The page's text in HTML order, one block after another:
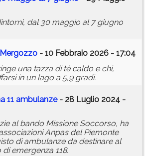
dal 30 maggio al 7 giugno
- 10 Febbraio 2026 - 17:04
una tazza di tè caldo e chi,
in un lago a 5,9 gradi.
11 ambulanze- 28 Luglio 2024 -
al bando Missione Soccorso, ha
Anpas del Piemonte
di ambulanze da destinare al
emergenza 118.